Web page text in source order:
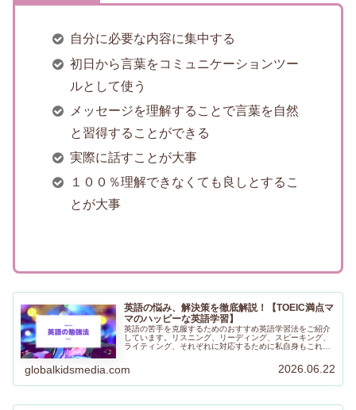
自分に必要な内容に集中する
初日から言葉をコミュニケーションツー
ルとして使う
メッセージを理解することで言葉を自然
と習得することができる
実際に話すことが大事
１００％理解できなくても良しとするこ
とが大事
英語の悩み、解決策を徹底解説！【TOEIC満点マ
マのハッピーな英語学習】
英語の苦手を克服するためのおすすめ英語学習法をご紹介
しています。リスニング、リーディング、スピーキング、
ライティング、それぞれに対応するために私自身もこれま
ントになるようなことがあればとても嬉しいです。
globalkidsmedia.com 2026.06.22